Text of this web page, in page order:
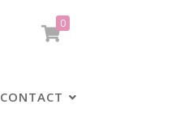
0
CONTACT